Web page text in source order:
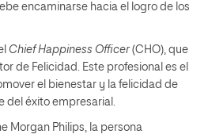
encaminarse hacia el logro de los
Chief Happiness Officer(CHO), que
de Felicidad. Este profesional es el
el bienestar y la felicidad de
del éxito empresarial.
Morgan Philips, la persona